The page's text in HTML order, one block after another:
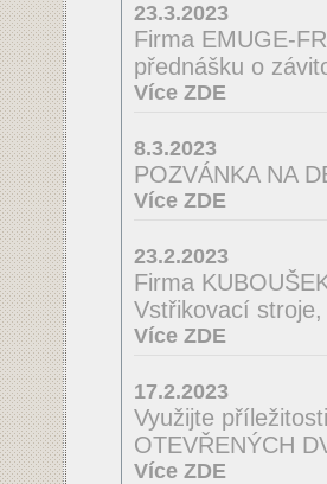
23.3.2023
Firma EMUGE-
přednášku o
Více ZDE
8.3.2023
POZVÁNKA NA
Více ZDE
23.2.2023
Firma
Vstřikovací
Více ZDE
17.2.2023
Využijte
OTEVŘENÝCH
Více ZDE